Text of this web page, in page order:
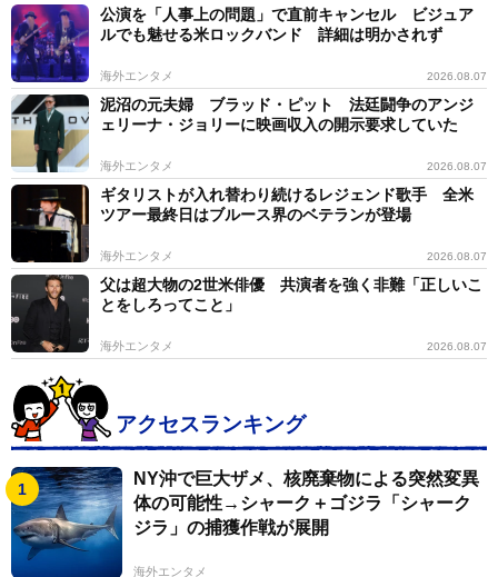
公演を「人事上の問題」で直前キャンセル ビジュア
ルでも魅せる米ロックバンド 詳細は明かされず
海外エンタメ 2026.08.07
泥沼の元夫婦 ブラッド・ピット 法廷闘争のアンジ
ェリーナ・ジョリーに映画収入の開示要求していた
海外エンタメ 2026.08.07
ギタリストが入れ替わり続けるレジェンド歌手 全米
ツアー最終日はブルース界のベテランが登場
海外エンタメ 2026.08.07
父は超大物の2世米俳優 共演者を強く非難「正しいこ
とをしろってこと」
海外エンタメ 2026.08.07
アクセスランキング
NY沖で巨大ザメ、核廃棄物による突然変異
体の可能性→シャーク＋ゴジラ「シャーク
ジラ」の捕獲作戦が展開
海外エンタメ